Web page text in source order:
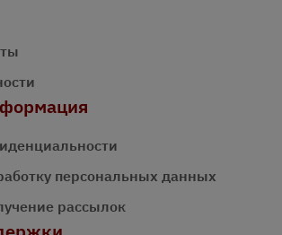
персональных данных
рассылок